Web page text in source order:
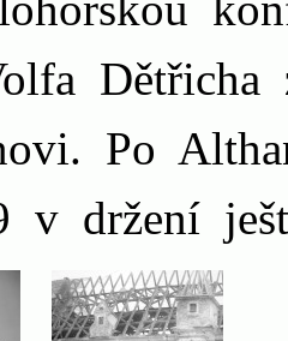
Po
v držení